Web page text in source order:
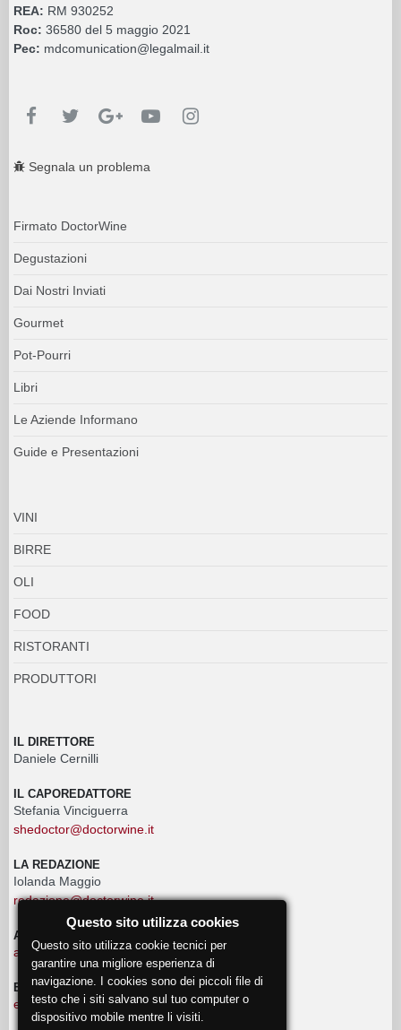
REA: RM 930252
Roc: 36580 del 5 maggio 2021
Pec: mdcomunication@legalmail.it
Segnala un problema
Firmato DoctorWine
Degustazioni
Dai Nostri Inviati
Gourmet
Pot-Pourri
Libri
Le Aziende Informano
Guide e Presentazioni
VINI
BIRRE
OLI
FOOD
RISTORANTI
PRODUTTORI
IL DIRETTORE
Daniele Cernilli
IL CAPOREDATTORE
Stefania Vinciguerra
shedoctor@doctorwine.it
LA REDAZIONE
Iolanda Maggio
redazione@doctorwine.it
ADVERTISING
advertising@doctorwine.it
EVENTI
eventi@doctorwine.it
Questo sito utilizza cookies
Questo sito utilizza cookie tecnici per
garantire una migliore esperienza di
navigazione. I cookies sono dei piccoli file di
testo che i siti salvano sul tuo computer o
dispositivo mobile mentre li visiti.